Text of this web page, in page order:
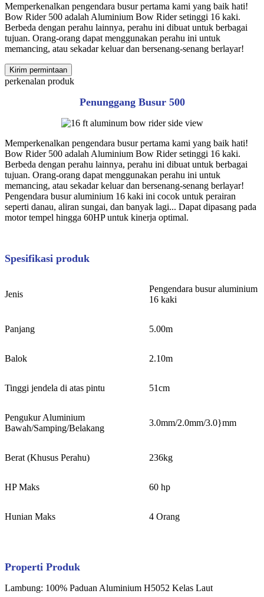
Memperkenalkan pengendara busur pertama kami yang baik hati!
Bow Rider 500 adalah Aluminium Bow Rider setinggi 16 kaki.
Berbeda dengan perahu lainnya, perahu ini dibuat untuk berbagai
tujuan. Orang-orang dapat menggunakan perahu ini untuk
memancing, atau sekadar keluar dan bersenang-senang berlayar!
Kirim permintaan
perkenalan produk
Penunggang Busur 500
Memperkenalkan pengendara busur pertama kami yang baik hati!
Bow Rider 500 adalah Aluminium Bow Rider setinggi 16 kaki.
Berbeda dengan perahu lainnya, perahu ini dibuat untuk berbagai
tujuan. Orang-orang dapat menggunakan perahu ini untuk
memancing, atau sekadar keluar dan bersenang-senang berlayar!
Pengendara busur aluminium 16 kaki ini cocok untuk perairan
seperti danau, aliran sungai, dan banyak lagi... Dapat dipasang pada
motor tempel hingga 60HP untuk kinerja optimal.
Spesifikasi produk
Jenis
Pengendara busur aluminium
16 kaki
Panjang 5.00m
Balok 2.10m
Tinggi jendela di atas pintu 51cm
Pengukur Aluminium
Bawah/Samping/Belakang
3.0mm/2.0mm/3.0}mm
Berat (Khusus Perahu) 236kg
HP Maks 60 hp
Hunian Maks 4 Orang
Properti Produk
Lambung: 100% Paduan Aluminium H5052 Kelas Laut